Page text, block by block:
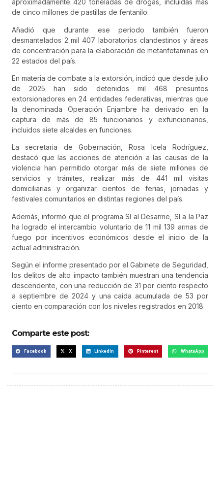
aproximadamente 420 toneladas de drogas, incluidas más
de cinco millones de pastillas de fentanilo.
Añadió que durante ese periodo también fueron
desmantelados 2 mil 407 laboratorios clandestinos y áreas
de concentración para la elaboración de metanfetaminas en
22 estados del país.
En materia de combate a la extorsión, indicó que desde julio
de 2025 han sido detenidos mil 468 presuntos
extorsionadores en 24 entidades federativas, mientras que
la denominada Operación Enjambre ha derivado en la
captura de más de 85 funcionarios y exfuncionarios,
incluidos siete alcaldes en funciones.
La secretaria de Gobernación, Rosa Icela Rodríguez,
destacó que las acciones de atención a las causas de la
violencia han permitido otorgar más de siete millones de
servicios y trámites, realizar más de 441 mil visitas
domiciliarias y organizar cientos de ferias, jornadas y
festivales comunitarios en distintas regiones del país.
Además, informó que el programa Sí al Desarme, Sí a la Paz
ha logrado el intercambio voluntario de 11 mil 139 armas de
fuego por incentivos económicos desde el inicio de la
actual administración.
Según el informe presentado por el Gabinete de Seguridad,
los delitos de alto impacto también muestran una tendencia
descendente, con una reducción de 31 por ciento respecto
a septiembre de 2024 y una caída acumulada de 53 por
ciento en comparación con los niveles registrados en 2018.
Comparte este post:
Facebook X LinkedIn Pinterest WhatsApp